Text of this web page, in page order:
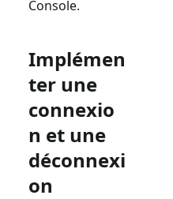
Console.
Implémen
ter une
connexio
n et une
déconnexi
on